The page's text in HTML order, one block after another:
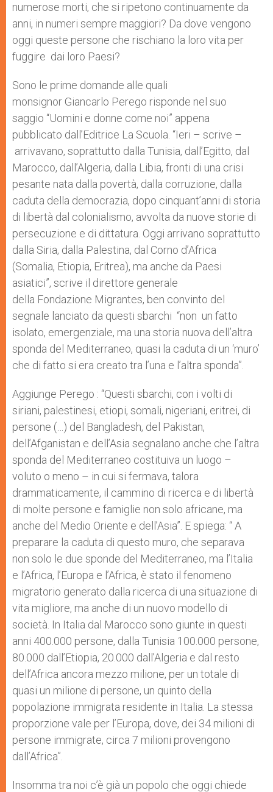
numerose morti, che si ripetono continuamente da
anni, in numeri sempre maggiori? Da dove vengono
oggi queste persone che rischiano la loro vita per
fuggire dai loro Paesi?
Sono le prime domande alle quali
monsignor Giancarlo Perego risponde nel suo
saggio “Uomini e donne come noi” appena
pubblicato dall’Editrice La Scuola. “Ieri – scrive –
arrivavano, soprattutto dalla Tunisia, dall’Egitto, dal
Marocco, dall’Algeria, dalla Libia, fronti di una crisi
pesante nata dalla povertà, dalla corruzione, dalla
caduta della democrazia, dopo cinquant’anni di storia
di libertà dal colonialismo, avvolta da nuove storie di
persecuzione e di dittatura. Oggi arrivano soprattutto
dalla Siria, dalla Palestina, dal Corno d’Africa
(Somalia, Etiopia, Eritrea), ma anche da Paesi
asiatici”, scrive il direttore generale
della Fondazione Migrantes, ben convinto del
segnale lanciato da questi sbarchi “non un fatto
isolato, emergenziale, ma una storia nuova dell’altra
sponda del Mediterraneo, quasi la caduta di un ‘muro’
che di fatto si era creato tra l’una e l’altra sponda”.
Aggiunge Perego : “Questi sbarchi, con i volti di
siriani, palestinesi, etiopi, somali, nigeriani, eritrei, di
persone (…) del Bangladesh, del Pakistan,
dell’Afganistan e dell’Asia segnalano anche che l’altra
sponda del Mediterraneo costituiva un luogo –
voluto o meno – in cui si fermava, talora
drammaticamente, il cammino di ricerca e di libertà
di molte persone e famiglie non solo africane, ma
anche del Medio Oriente e dell’Asia”. E spiega: “ A
preparare la caduta di questo muro, che separava
non solo le due sponde del Mediterraneo, ma l’Italia
e l’Africa, l’Europa e l’Africa, è stato il fenomeno
migratorio generato dalla ricerca di una situazione di
vita migliore, ma anche di un nuovo modello di
società. In Italia dal Marocco sono giunte in questi
anni 400.000 persone, dalla Tunisia 100.000 persone,
80.000 dall’Etiopia, 20.000 dall’Algeria e dal resto
dell’Africa ancora mezzo milione, per un totale di
quasi un milione di persone, un quinto della
popolazione immigrata residente in Italia. La stessa
proporzione vale per l’Europa, dove, dei 34 milioni di
persone immigrate, circa 7 milioni provengono
dall’Africa”.
Insomma tra noi c’è già un popolo che oggi chiede